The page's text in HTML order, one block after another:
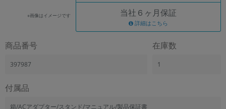
※画像はイメージです 当社６ヶ月保証
詳細はこちら
商品番号
397987
在庫数
1
付属品
箱/ACアダプター/スタンド/マニュアル/製品保証書